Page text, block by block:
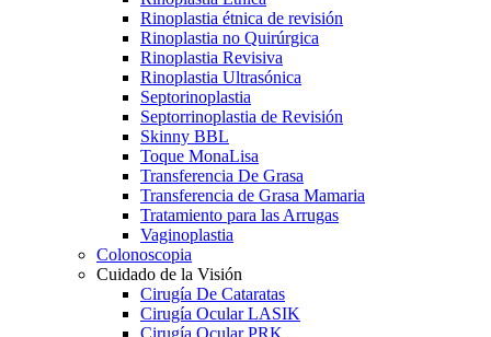
Rinoplastia étnica de revisión
Rinoplastia no Quirúrgica
Rinoplastia Revisiva
Rinoplastia Ultrasónica
Septorinoplastia
Septorrinoplastia de Revisión
Skinny BBL
Toque MonaLisa
Transferencia De Grasa
Transferencia de Grasa Mamaria
Tratamiento para las Arrugas
Vaginoplastia
Colonoscopia
Cuidado de la Visión
Cirugía De Cataratas
Cirugía Ocular LASIK
Cirugía Ocular PRK